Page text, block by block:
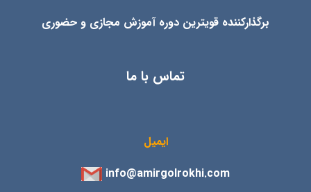
برگذارکننده قویترین دوره آموزش مجازی و حضوری
تماس با ما
ایمیل
info@amirgolrokhi.com